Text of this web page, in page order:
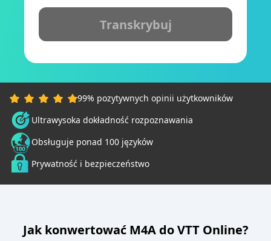
Transkrybuj
99% pozytywnych opinii użytkowników
Ultrawysoka dokładność rozpoznawania
Obsługuje ponad 100 języków
Prywatność i bezpieczeństwo
Jak konwertować M4A do VTT Online?